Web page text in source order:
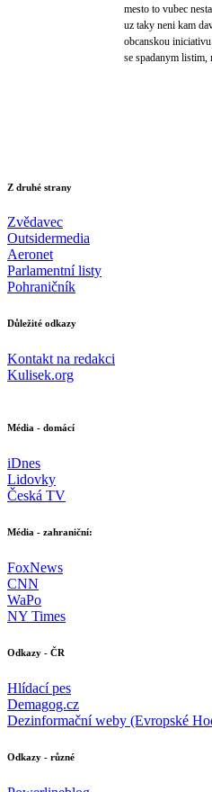
mesto to vubec
uz taky neni kam
obcanskou
se spadanym listim,
Z druhé strany
Zvědavec
Outsidermedia
Aeronet
Parlamentní listy
Pohraničník
Důležité odkazy
Kontakt na redakci
Kulisek.org
Média - domácí
iDnes
Lidovky
Česká TV
Média - zahraniční:
FoxNews
CNN
WaPo
NY Times
Odkazy - ČR
Hlídací pes
Demagog.cz
Dezinformační weby (Evropské
Odkazy - různé